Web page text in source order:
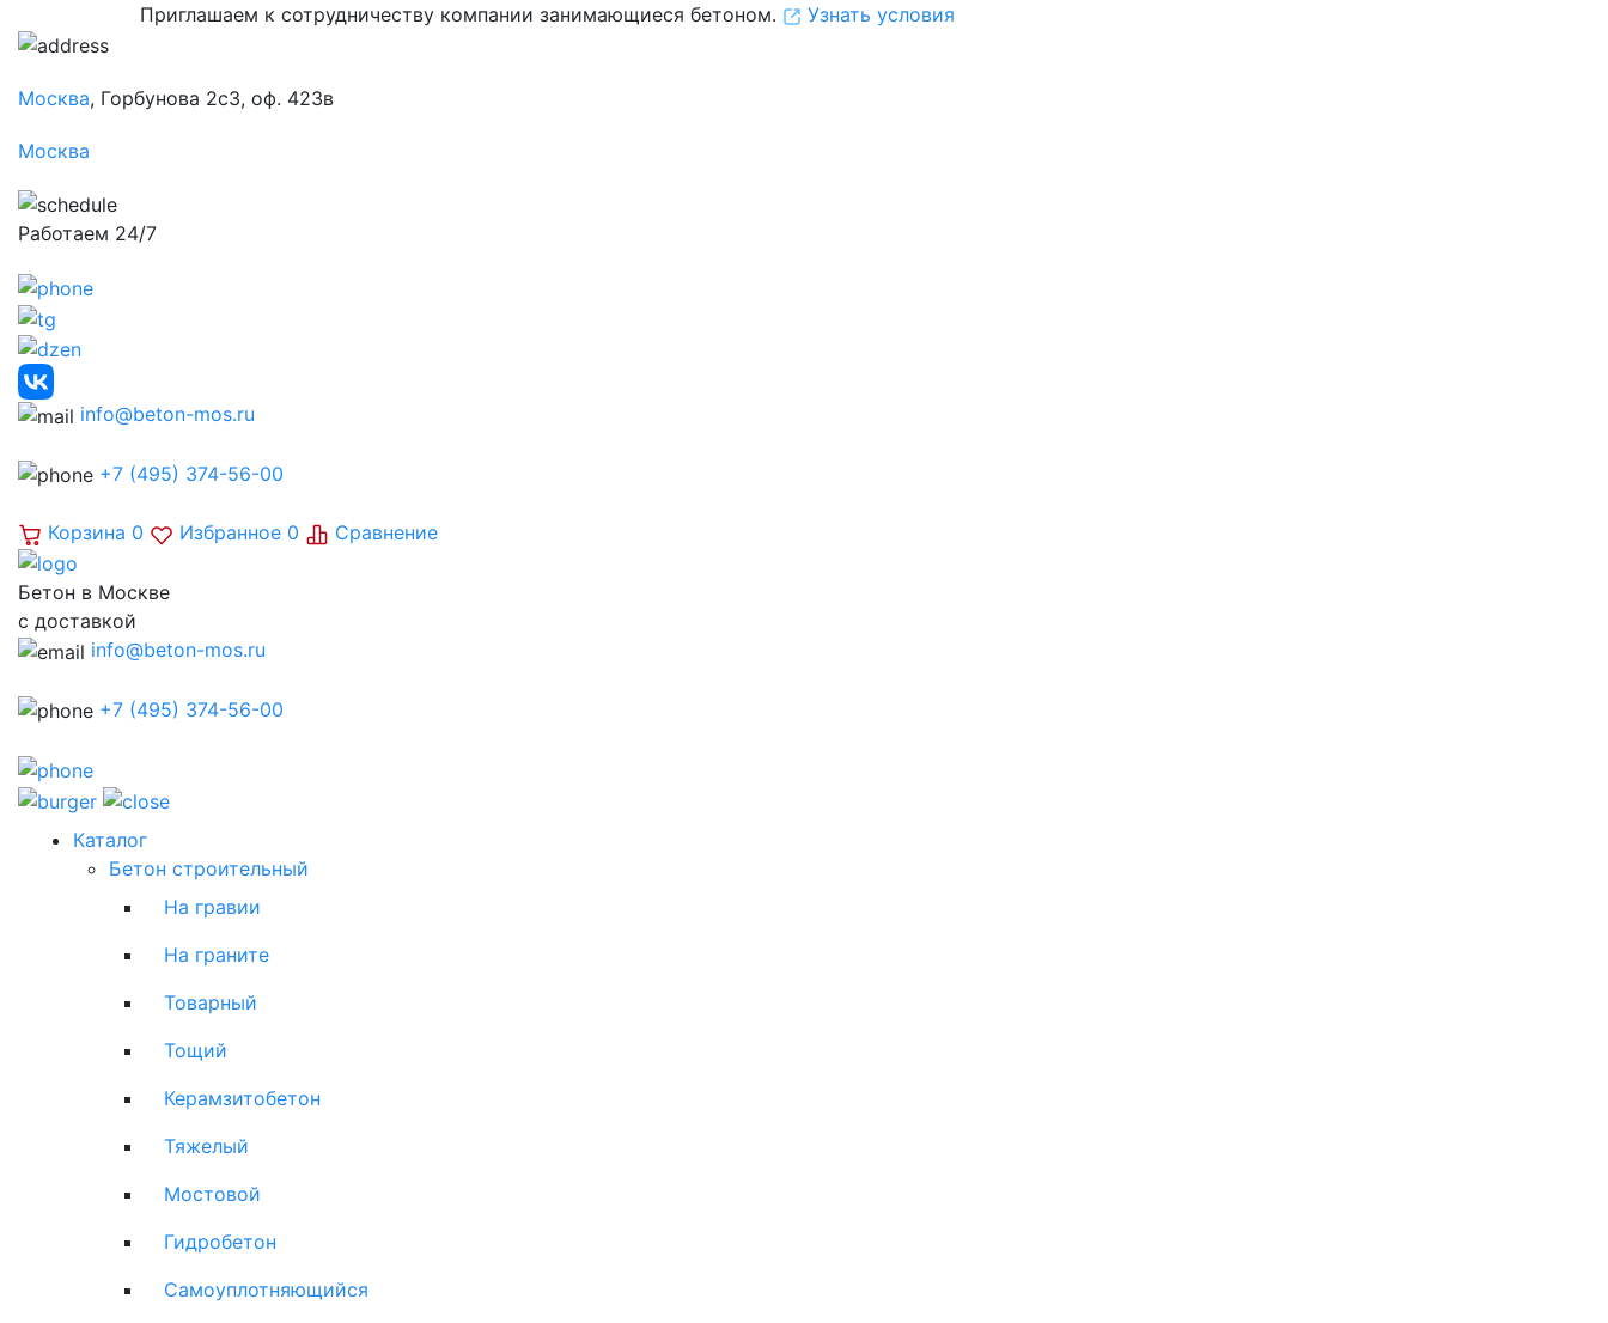
Приглашаем к сотрудничеству компании занимающиеся бетоном. Узнать условия
Москва, Горбунова 2с3, оф. 423в
Москва
Работаем 24/7
info@beton-mos.ru
+7 (495) 374-56-00
Корзина 0 Избранное 0 Сравнение
Бетон в Москве
с доставкой
info@beton-mos.ru
+7 (495) 374-56-00
Каталог
Бетон строительный
На гравии
На граните
Товарный
Тощий
Керамзитобетон
Тяжелый
Мостовой
Гидробетон
Самоуплотняющийся